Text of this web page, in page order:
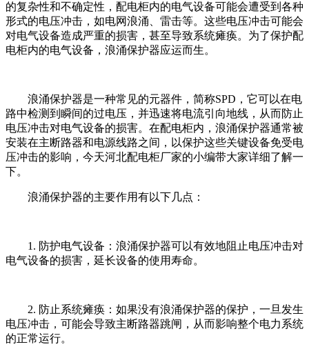
的复杂性和不确定性，配电柜内的电气设备可能会遭受到各种
形式的电压冲击，如电网浪涌、雷击等。这些电压冲击可能会
对电气设备造成严重的损害，甚至导致系统瘫痪。为了保护配
电柜内的电气设备，浪涌保护器应运而生。
浪涌保护器是一种常见的元器件，简称SPD，它可以在电
路中检测到瞬间的过电压，并迅速将电流引向地线，从而防止
电压冲击对电气设备的损害。在配电柜内，浪涌保护器通常被
安装在主断路器和电源线路之间，以保护这些关键设备免受电
压冲击的影响，今天河北配电柜厂家的小编带大家详细了解一
下。
浪涌保护器的主要作用有以下几点：
1. 防护电气设备：浪涌保护器可以有效地阻止电压冲击对
电气设备的损害，延长设备的使用寿命。
2. 防止系统瘫痪：如果没有浪涌保护器的保护，一旦发生
电压冲击，可能会导致主断路器跳闸，从而影响整个电力系统
的正常运行。